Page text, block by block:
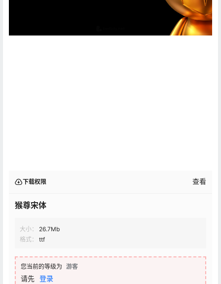
下载权限 查看
猴尊宋体
大小：
26.7Mb
格式：
ttf
您当前的等级为 游客
请先 登录